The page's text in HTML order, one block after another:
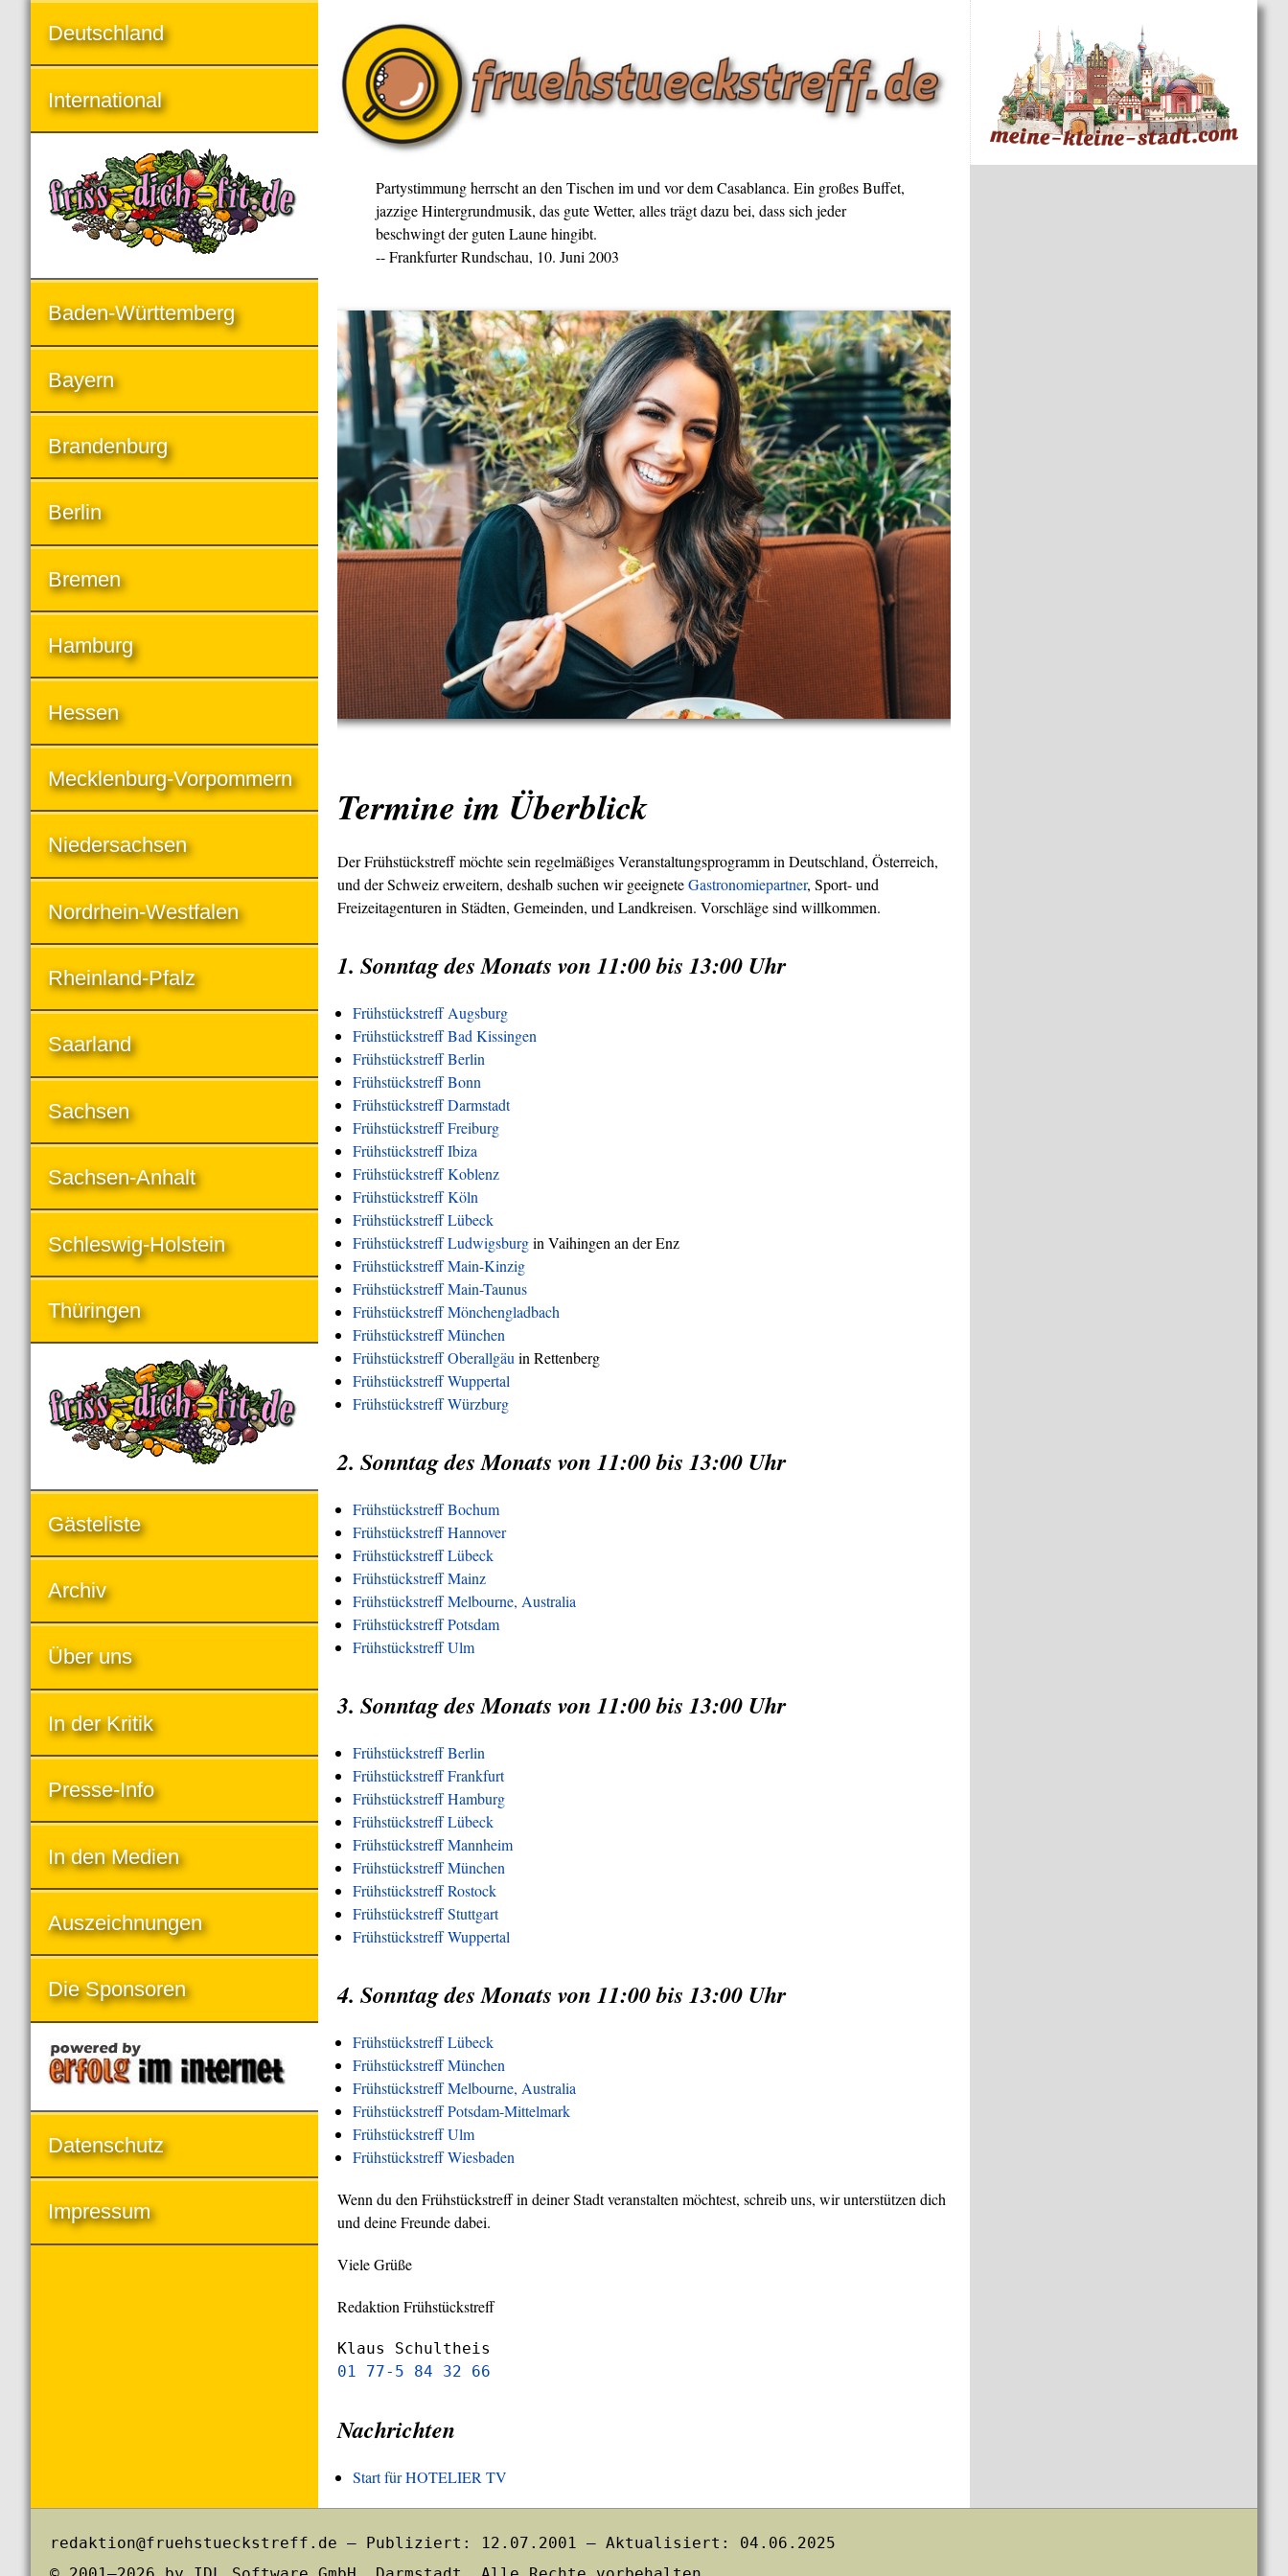
Partystimmung herrscht an den Tischen im und vor dem Casablanca. Ein großes Buffet,
jazzige Hintergrundmusik, das gute Wetter, alles trägt dazu bei, dass sich jeder
beschwingt der guten Laune hingibt.
-- Frankfurter Rundschau, 10. Juni 2003
Termine im Überblick
Der Frühstückstreff möchte sein regelmäßiges Veranstaltungsprogramm in Deutschland, Österreich,
und der Schweiz erweitern, deshalb suchen wir geeigneteGastronomiepartner, Sport- und
Freizeitagenturen in Städten, Gemeinden, und Landkreisen. Vorschläge sind willkommen.
1. Sonntag des Monats von 11:00 bis 13:00 Uhr
Frühstückstreff Augsburg
Frühstückstreff Bad Kissingen
Frühstückstreff Berlin
Frühstückstreff Bonn
Frühstückstreff Darmstadt
Frühstückstreff Freiburg
Frühstückstreff Ibiza
Frühstückstreff Koblenz
Frühstückstreff Köln
Frühstückstreff Lübeck
Frühstückstreff Ludwigsburgin Vaihingen an der Enz
Frühstückstreff Main-Kinzig
Frühstückstreff Main-Taunus
Frühstückstreff Mönchengladbach
Frühstückstreff München
Frühstückstreff Oberallgäuin Rettenberg
Frühstückstreff Wuppertal
Frühstückstreff Würzburg
2. Sonntag des Monats von 11:00 bis 13:00 Uhr
Frühstückstreff Bochum
Frühstückstreff Hannover
Frühstückstreff Lübeck
Frühstückstreff Mainz
Frühstückstreff Melbourne, Australia
Frühstückstreff Potsdam
Frühstückstreff Ulm
3. Sonntag des Monats von 11:00 bis 13:00 Uhr
Frühstückstreff Berlin
Frühstückstreff Frankfurt
Frühstückstreff Hamburg
Frühstückstreff Lübeck
Frühstückstreff Mannheim
Frühstückstreff München
Frühstückstreff Rostock
Frühstückstreff Stuttgart
Frühstückstreff Wuppertal
4. Sonntag des Monats von 11:00 bis 13:00 Uhr
Frühstückstreff Lübeck
Frühstückstreff München
Frühstückstreff Melbourne, Australia
Frühstückstreff Potsdam-Mittelmark
Frühstückstreff Ulm
Frühstückstreff Wiesbaden
Wenn du den Frühstückstreff in deiner Stadt veranstalten möchtest, schreib uns, wir unterstützen dich
und deine Freunde dabei.
Viele Grüße
Redaktion Frühstückstreff
Klaus Schultheis
01 77-5 84 32 66
Nachrichten
Start für HOTELIER TV
Deutschland
International
Baden-Württemberg
Bayern
Brandenburg
Berlin
Bremen
Hamburg
Hessen
Mecklenburg-Vorpommern
Niedersachsen
Nordrhein-Westfalen
Rheinland-Pfalz
Saarland
Sachsen
Sachsen-Anhalt
Schleswig-Holstein
Thüringen
Gästeliste
Archiv
Über uns
In der Kritik
Presse-Info
In den Medien
Auszeichnungen
Die Sponsoren
Datenschutz
Impressum
redaktion@fruehstueckstreff.de – Publiziert: 12.07.2001 – Aktualisiert: 04.06.2025